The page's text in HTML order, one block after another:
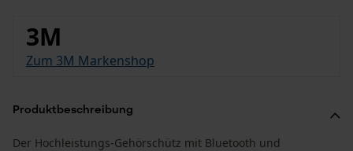
3M
Zum 3M Markenshop
Produktbeschreibung
Der Hochleistungs-Gehörschütz mit Bluetooth und